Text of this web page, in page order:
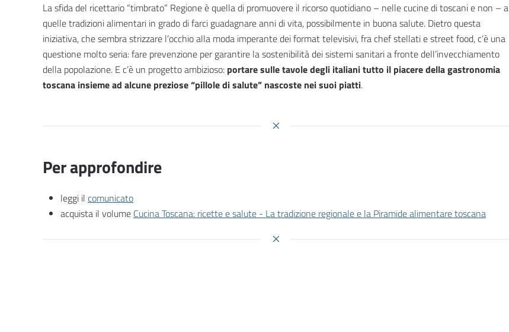
La sfida del ricettario “timbrato” Regione è quella di promuovere il ricorso quotidiano – nelle cucine di toscani e non – a
quelle tradizioni alimentari in grado di farci guadagnare anni di vita, possibilmente in buona salute. Dietro questa
iniziativa, che sembra strizzare l’occhio alla moda imperante dei format televisivi, fra chef stellati e street food, c’è una
questione molto seria: fare prevenzione per garantire la sostenibilità dei sistemi sanitari a fronte dell’invecchiamento
della popolazione. E c’è un progetto ambizioso: portare sulle tavole degli italiani tutto il piacere della gastronomia
toscana insieme ad alcune preziose “pillole di salute” nascoste nei suoi piatti.
Per approfondire
leggi il comunicato
acquista il volume Cucina Toscana: ricette e salute - La tradizione regionale e la Piramide alimentare toscana